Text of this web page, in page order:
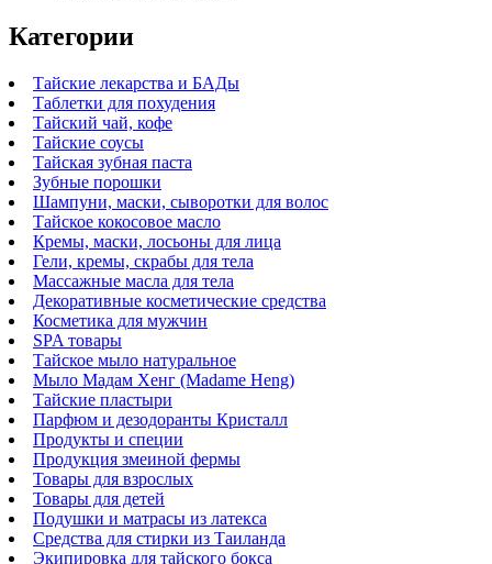
Категории
Тайские лекарства и БАДы
Таблетки для похудения
Тайский чай, кофе
Тайские соусы
Тайская зубная паста
Зубные порошки
Шампуни, маски, сыворотки для волос
Тайское кокосовое масло
Кремы, маски, лосьоны для лица
Гели, кремы, скрабы для тела
Массажные масла для тела
Декоративные косметические средства
Косметика для мужчин
SPA товары
Тайское мыло натуральное
Мыло Мадам Хенг (Madame Heng)
Тайские пластыри
Парфюм и дезодоранты Кристалл
Продукты и специи
Продукция змеиной фермы
Товары для взрослых
Товары для детей
Подушки и матрасы из латекса
Средства для стирки из Таиланда
Экипировка для тайского бокса